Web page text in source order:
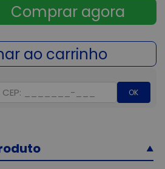
OK